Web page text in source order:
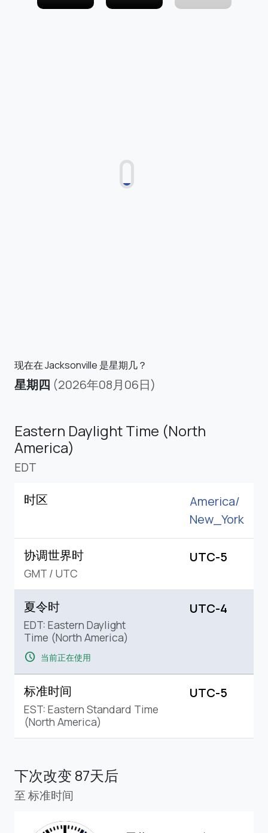
现在在 Jacksonville 是星期几？
星期四 (2026年08月06日)
Eastern Daylight Time (North
America)
EDT
时区
America/
New_York
协调世界时
GMT / UTC
UTC-5
夏令时
EDT: Eastern Daylight
Time (North America)
schedule 当前正在使用
UTC-4
标准时间
EST: Eastern Standard Time
(North America)
UTC-5
下次改变 87天后
至 标准时间